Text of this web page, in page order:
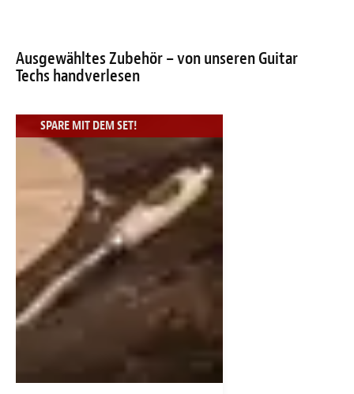
Ausgewähltes Zubehör – von unseren Guitar
Techs handverlesen
SPARE MIT DEM SET!